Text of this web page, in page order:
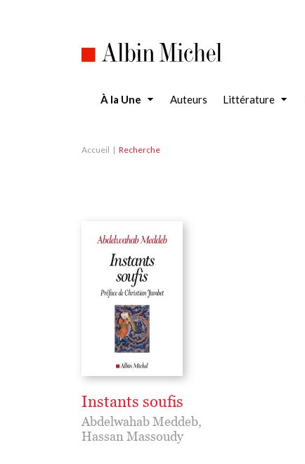
À la Une Auteurs Littérature
Accueil Recherche
Instants soufis
Abdelwahab Meddeb,
Hassan Massoudy